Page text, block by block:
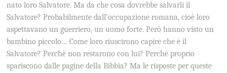
nato loro Salvatore. Ma da che cosa dovrebbe salvarli il
Salvatore? Probabilmente dall’occupazione romana, cioè loro
aspettavano un guerriero, un uomo forte. Però hanno visto un
bambino piccolo… Come loro riuscirono capire che è il
Salvatore? Perchè non restarono con lui? Perchè proprio
spariscono dalle pagine della Bibbia? Ma le risposte per queste